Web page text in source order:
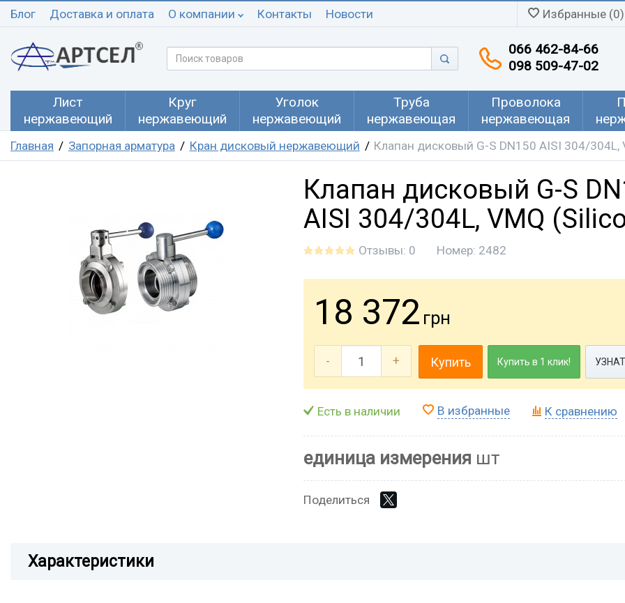
Блог Доставка и оплата О компании Контакты Новости Избранные (0)
066 462-84-66
098 509-47-02
Лист
нержавеющий
Круг
нержавеющий
Уголок
нержавеющий
Труба
нержавеющая
Проволока
нержавеющая
Главная Запорная арматура Кран дисковый нержавеющий Клапан дисковый G-S DN150 AISI 304/304L,
Клапан дисковый G-S
AISI 304/304L, VMQ
Отзывы: 0 Номер: 2482
18 372 грн
- + Купить Купить в 1 клик!
Есть в наличии В избранные К сравнению
единица измерения шт
Поделиться
Характеристики